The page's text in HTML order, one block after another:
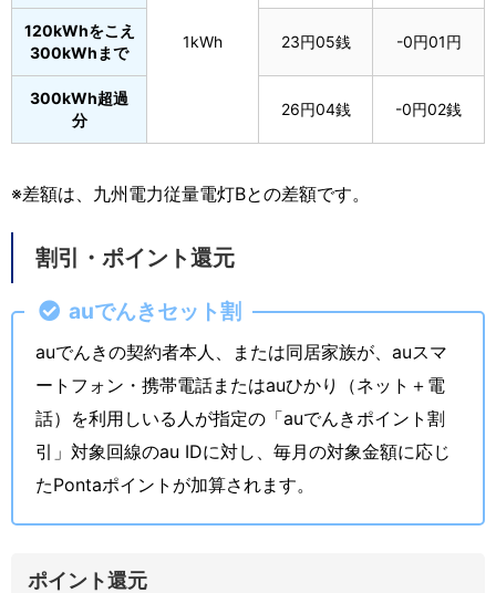
1kWh
120kWhをこえ
300kWhまで
23円05銭 -0円01円
300kWh超過
分
26円04銭 -0円02銭
※差額は、九州電力従量電灯Bとの差額です。
割引・ポイント還元
auでんきセット割
auでんきの契約者本人、または同居家族が、auスマ
ートフォン・携帯電話またはauひかり（ネット＋電
話）を利用しいる人が指定の「auでんきポイント割
引」対象回線のau IDに対し、毎月の対象金額に応じ
たPontaポイントが加算されます。
ポイント還元